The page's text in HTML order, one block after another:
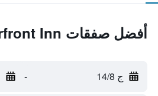
أفضل صفقات Riverfront Inn
ج 14/8 -